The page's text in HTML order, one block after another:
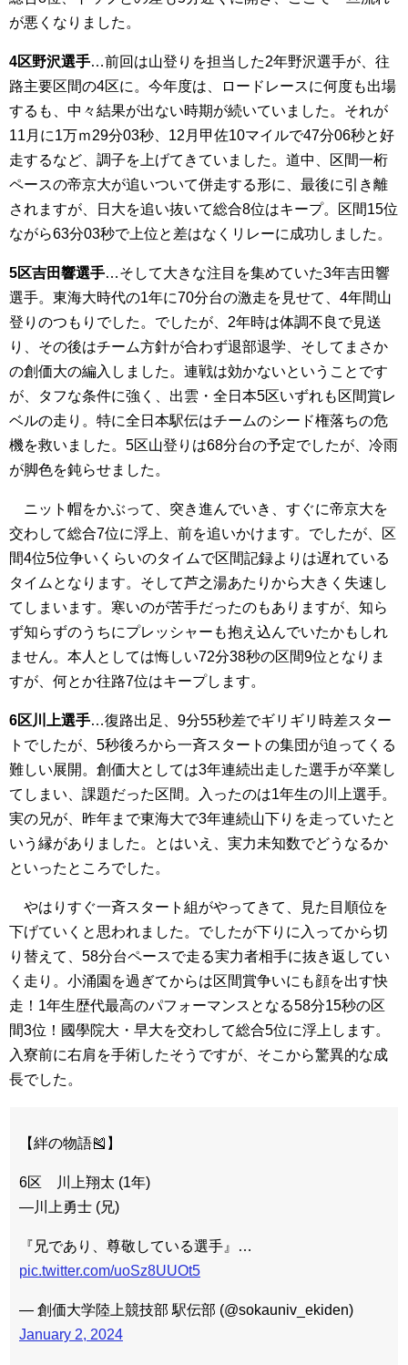
が悪くなりました。
4区野沢選手…前回は山登りを担当した2年野沢選手が、往
路主要区間の4区に。今年度は、ロードレースに何度も出場
するも、中々結果が出ない時期が続いていました。それが
11月に1万ｍ29分03秒、12月甲佐10マイルで47分06秒と好
走するなど、調子を上げてきていました。道中、区間一桁
ペースの帝京大が追いついて併走する形に、最後に引き離
されますが、日大を追い抜いて総合8位はキープ。区間15位
ながら63分03秒で上位と差はなくリレーに成功しました。
5区吉田響選手…そして大きな注目を集めていた3年吉田響
選手。東海大時代の1年に70分台の激走を見せて、4年間山
登りのつもりでした。でしたが、2年時は体調不良で見送
り、その後はチーム方針が合わず退部退学、そしてまさか
の創価大の編入しました。連戦は効かないということです
が、タフな条件に強く、出雲・全日本5区いずれも区間賞レ
ベルの走り。特に全日本駅伝はチームのシード権落ちの危
機を救いました。5区山登りは68分台の予定でしたが、冷雨
が脚色を鈍らせました。
ニット帽をかぶって、突き進んでいき、すぐに帝京大を
交わして総合7位に浮上、前を追いかけます。でしたが、区
間4位5位争いくらいのタイムで区間記録よりは遅れている
タイムとなります。そして芦之湯あたりから大きく失速し
てしまいます。寒いのが苦手だったのもありますが、知ら
ず知らずのうちにプレッシャーも抱え込んでいたかもしれ
ません。本人としては悔しい72分38秒の区間9位となりま
すが、何とか往路7位はキープします。
6区川上選手…復路出足、9分55秒差でギリギリ時差スター
トでしたが、5秒後ろから一斉スタートの集団が迫ってくる
難しい展開。創価大としては3年連続出走した選手が卒業し
てしまい、課題だった区間。入ったのは1年生の川上選手。
実の兄が、昨年まで東海大で3年連続山下りを走っていたと
いう縁がありました。とはいえ、実力未知数でどうなるか
といったところでした。
やはりすぐ一斉スタート組がやってきて、見た目順位を
下げていくと思われました。でしたが下りに入ってから切
り替えて、58分台ペースで走る実力者相手に抜き返してい
く走り。小涌園を過ぎてからは区間賞争いにも顔を出す快
走！1年生歴代最高のパフォーマンスとなる58分15秒の区
間3位！國學院大・早大を交わして総合5位に浮上します。
入寮前に右肩を手術したそうですが、そこから驚異的な成
長でした。
【絆の物語🎽】
6区 川上翔太 (1年)
―川上勇士 (兄)
『兄であり、尊敬している選手』…
pic.twitter.com/uoSz8UUOt5
— 創価大学陸上競技部 駅伝部 (@sokauniv_ekiden)
January 2, 2024